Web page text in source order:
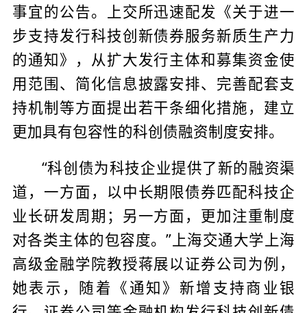
事宜的公告。上交所迅速配发《关于进一
步支持发行科技创新债券服务新质生产力
的通知》，从扩大发行主体和募集资金使
用范围、简化信息披露安排、完善配套支
持机制等方面提出若干条细化措施，建立
更加具有包容性的科创债融资制度安排。
“科创债为科技企业提供了新的融资渠
道，一方面，以中长期限债券匹配科技企
业长研发周期；另一方面，更加注重制度
对各类主体的包容度。”上海交通大学上海
高级金融学院教授蒋展以证券公司为例，
她表示，随着《通知》新增支持商业银